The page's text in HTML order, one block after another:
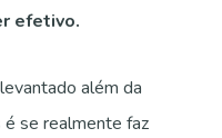
efetivo.
além da
se realmente faz